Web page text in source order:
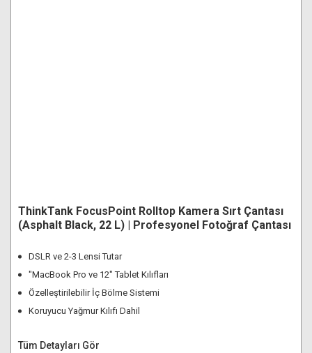
ThinkTank FocusPoint Rolltop Kamera Sırt Çantası
(Asphalt Black, 22 L) | Profesyonel Fotoğraf Çantası
DSLR ve 2-3 Lensi Tutar
"MacBook Pro ve 12" Tablet Kılıfları
Özelleştirilebilir İç Bölme Sistemi
Koruyucu Yağmur Kılıfı Dahil
Tüm Detayları Gör